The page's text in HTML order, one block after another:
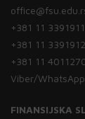
+381 11 3391911
+381 11 3391912
+381 11
Viber/
FINANSIJSKA